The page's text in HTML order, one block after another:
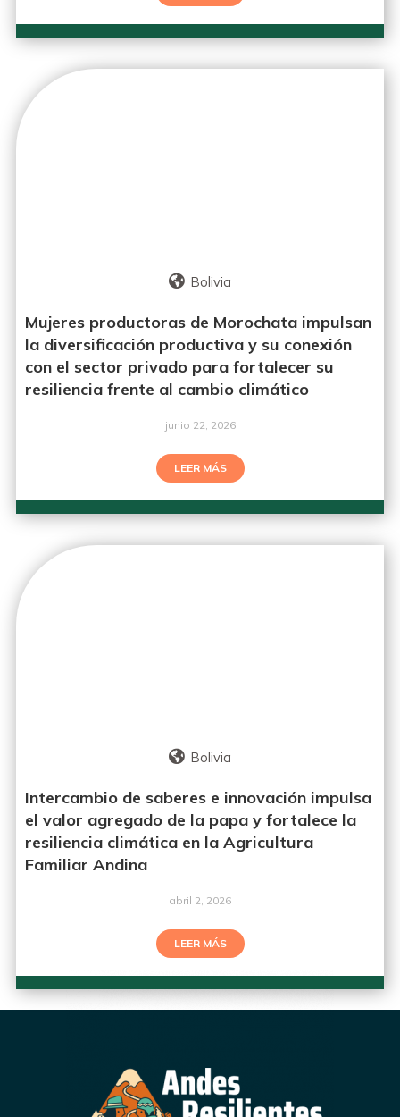
Bolivia
Mujeres productoras de Morochata impulsan
la diversificación productiva y su conexión
con el sector privado para fortalecer su
resiliencia frente al cambio climático
junio 22, 2026
LEER MÁS
Bolivia
Intercambio de saberes e innovación impulsa
el valor agregado de la papa y fortalece la
resiliencia climática en la Agricultura
Familiar Andina
abril 2, 2026
LEER MÁS